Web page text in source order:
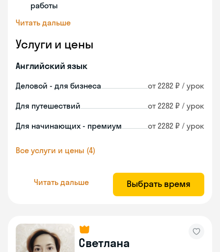
работы
Читать дальше
Услуги и цены
Английский язык
Деловой - для бизнеса от 2282 ₽ / урок
Для путешествий от 2282 ₽ / урок
Для начинающих - премиум от 2282 ₽ / урок
Все услуги и цены (4)
Читать дальше Выбрать время
Светлана